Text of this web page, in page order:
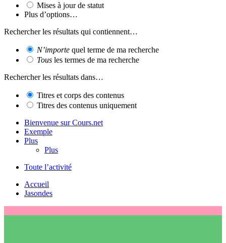
Mises à jour de statut
Plus d’options…
Rechercher les résultats qui contiennent…
N’importe quel terme de ma recherche
Tous les termes de ma recherche
Rechercher les résultats dans…
Titres et corps des contenus
Titres des contenus uniquement
Bienvenue sur Cours.net
Exemple
Plus
Plus
Toute l’activité
Accueil
Jasondes